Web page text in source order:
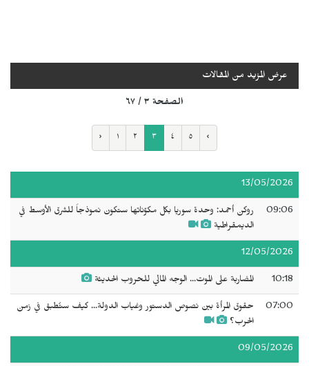
عرض المزيد من المقالات
الصفحة ٣ / ٦٧
‹ ١ ٢ ٣ ٤ ٥ ›
13/05/2026
09:06
روكن أحمد: وحدة سوريا بكل مكوّناتها ستكون نموذجاً للشرق الأوسط في
الديمقراطية
12/05/2026
10:18 المضاربة على الموت... الوجه المالي للحروب الحديثة
07:00
حقوق المرأة بين نصوص الدستور وغياب الدولة... كيف ستُطبق في زمن
الحرب؟
09/05/2026